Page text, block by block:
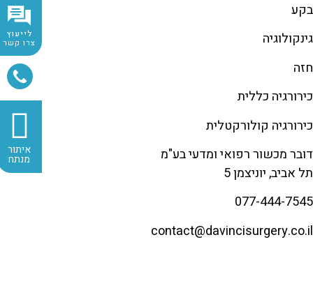
לייעוץ
צרו קשר
איתור
מנתח
בקע
גינקולוגיה
חזה
כירורגיה כללית
כירורגיה קולורקטלית
דובר מכשור רפואי ומדעי בע"מ
תל אביב, יוניצמן 5
077-444-7545
contact@davincisurgery.co.il